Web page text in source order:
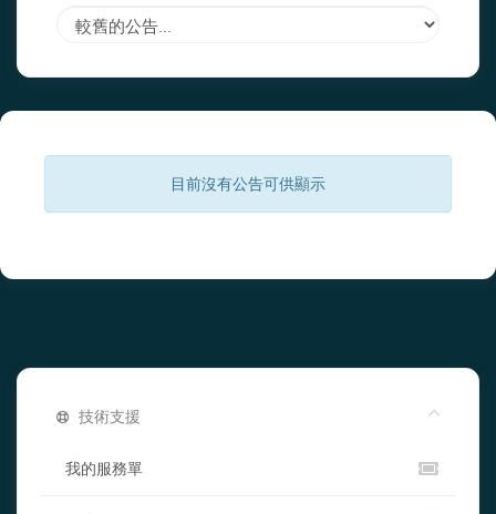
目前沒有公告可供顯示
技術支援
我的服務單